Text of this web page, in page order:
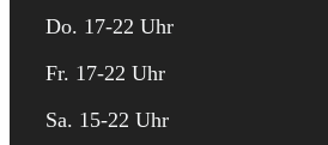
Do. 17-22 Uhr
Fr. 17-22 Uhr
Sa. 15-22 Uhr